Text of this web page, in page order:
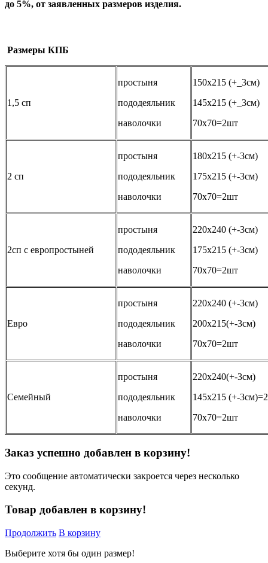
до 5%, от заявленных размеров изделия.
Размеры КПБ
1,5 сп
простыня
пододеяльник
наволочки
150х215 (+_3см)
145х215 (+_3см)
70х70=2шт
2 сп
простыня
пододеяльник
наволочки
180х215 (+-3см)
175х215 (+-3см)
70х70=2шт
2сп с европростыней
простыня
пододеяльник
наволочки
220х240 (+-3см)
175х215 (+-3см)
70х70=2шт
Евро
простыня
пододеяльник
наволочки
220х240 (+-3см)
200х215(+-3см)
70х70=2шт
Семейный
простыня
пододеяльник
наволочки
220х240(+-3см)
145х215 (+-
70х70=2шт
Заказ успешно добавлен в корзину!
Это сообщение автоматически закроется через несколько
секунд.
Товар добавлен в корзину!
Продолжить В корзину
Выберите хотя бы один размер!